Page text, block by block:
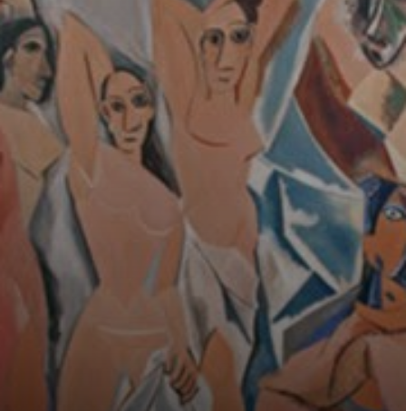
O 'Avignon' no
título da obra faz
referência a uma
rua de Barcelona
famosa por seu
bordel.